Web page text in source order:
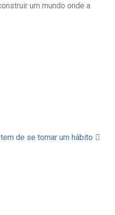
um mundo onde a
de se tornar um hábito